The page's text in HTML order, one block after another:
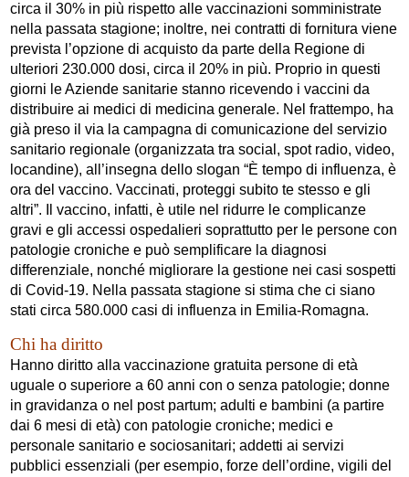
circa il 30% in più rispetto alle vaccinazioni somministrate
nella passata stagione; inoltre, nei contratti di fornitura viene
prevista l’opzione di acquisto da parte della Regione di
ulteriori 230.000 dosi, circa il 20% in più. Proprio in questi
giorni le Aziende sanitarie stanno ricevendo i vaccini da
distribuire ai medici di medicina generale. Nel frattempo, ha
già preso il via la campagna di comunicazione del servizio
sanitario regionale (organizzata tra social, spot radio, video,
locandine), all’insegna dello slogan “È tempo di influenza, è
ora del vaccino. Vaccinati, proteggi subito te stesso e gli
altri”. Il vaccino, infatti, è utile nel ridurre le complicanze
gravi e gli accessi ospedalieri soprattutto per le persone con
patologie croniche e può semplificare la diagnosi
differenziale, nonché migliorare la gestione nei casi sospetti
di Covid-19. Nella passata stagione si stima che ci siano
stati circa 580.000 casi di influenza in Emilia-Romagna.
Chi ha diritto
Hanno diritto alla vaccinazione gratuita persone di età
uguale o superiore a 60 anni con o senza patologie; donne
in gravidanza o nel post partum; adulti e bambini (a partire
dai 6 mesi di età) con patologie croniche; medici e
personale sanitario e sociosanitari; addetti ai servizi
pubblici essenziali (per esempio, forze dell’ordine, vigili del